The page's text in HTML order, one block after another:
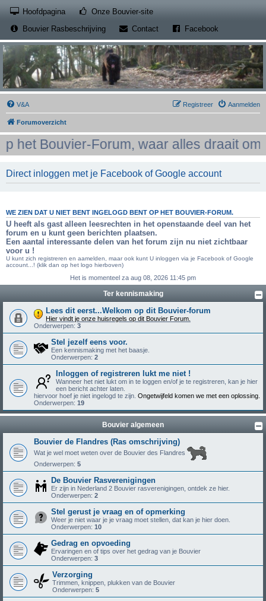
Hoofdpagina Onze Bouvier-site(Opens a new tab)
Bouvier Rasbeschrijving
Contact(Opens a new tab)
Facebook
V&A Aanmelden
Registreer
Forumoverzicht
het Bouvier-Forum, waar alles draait om
Direct inloggen met je Facebook of Google account
WE ZIEN DAT U NIET BENT INGELOGD BENT OP HET BOUVIER-FORUM.
U heeft als gast alleen leesrechten in het openstaande deel van het
forum en u kunt geen berichten plaatsen.
Een aantal interessante delen van het forum zijn nu niet zichtbaar
voor u !
U kunt zich registreren en aamelden, maar ook kunt U inloggen via je Facebook of Google
account...! (klik dan op het logo hierboven)
Het is momenteel za aug 08, 2026 11:45 pm
Ter kennismaking
Lees dit eerst...Welkom op dit Bouvier-forum
Hier vindt je onze huisregels op dit Bouvier Forum.
Onderwerpen: 3
Stel jezelf eens voor.
Een kennismaking met het baasje.
Onderwerpen: 2
Inloggen of registreren lukt me niet !
Wanneer het niet lukt om in te loggen en/of je te registreren, kan je hier
een bericht achter laten.
hiervoor hoef je niet ingelogd te zijn. Ongetwijfeld komen we met een oplossing.
Onderwerpen: 19
Bouvier algemeen
Bouvier de Flandres (Ras omschrijving)
Wat je wel moet weten over de Bouvier des Flandres
Onderwerpen: 5
De Bouvier Rasverenigingen
Er zijn in Nederland 2 Bouvier rasverenigingen, ontdek ze hier.
Onderwerpen: 2
Stel gerust je vraag en of opmerking
Weer je niet waar je je vraag moet stellen, dat kan je hier doen.
Onderwerpen: 10
Gedrag en opvoeding
Ervaringen en of tips over het gedrag van je Bouvier
Onderwerpen: 3
Verzorging
Trimmen, knippen, plukken van de Bouvier
Onderwerpen: 5